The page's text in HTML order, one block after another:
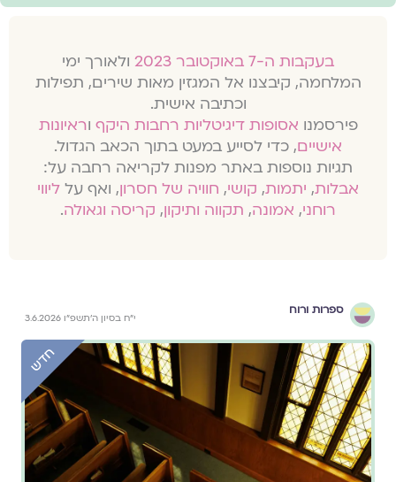
בעקבות ה-7 באוקטובר 2023
ולאורך ימי
המלחמה, קיבצנו אל המגזין מאות שירים, תפילות
וכתיבה אישית.
פירסמנו אסופות דיגיטליות רחבות היקףוראיונות
אישיים, כדי לסייע במעט בתוך הכאב הגדול.
תגיות נוספות באתר מפנות לקריאה רחבה על:
אבלות, יתמות, קושי, חוויה של חסרון, ואף על ליווי
רוחני, אמונה, תקווה ותיקון, קריסה וגאולה.
ספרות ורוח
י״ח בסיון ה׳תשפ״ו 3.6.2026